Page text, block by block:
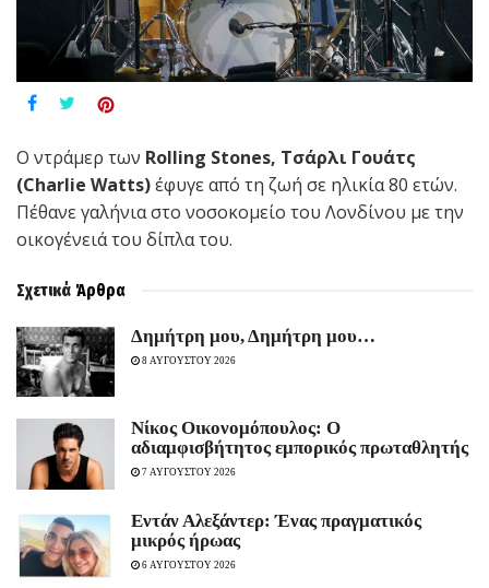
Ο ντράμερ των Rolling Stones, Τσάρλι Γουάτς
(Charlie Watts)έφυγε από τη ζωή σε ηλικία 80 ετών.
Πέθανε γαλήνια στο νοσοκομείο του Λονδίνου με την
οικογένειά του δίπλα του.
Σχετικά Άρθρα
Δημήτρη μου, Δημήτρη μου…
8 ΑΥΓΟΥΣΤΟΥ 2026
Νίκος Οικονομόπουλος: Ο
αδιαμφισβήτητος εμπορικός πρωταθλητής
7 ΑΥΓΟΥΣΤΟΥ 2026
Εντάν Αλεξάντερ: Ένας πραγματικός
μικρός ήρωας
6 ΑΥΓΟΥΣΤΟΥ 2026